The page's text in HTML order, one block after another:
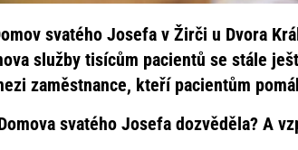
svatého Josefa v Žirči u Dvora
služby tisícům pacientů se stále
zaměstnance, kteří pacientům
svatého Josefa dozvěděla? A